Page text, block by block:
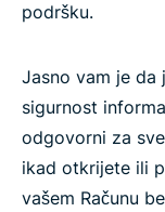
podršku.
Jasno vam je da
sigurnost
odgovorni za
ikad otkrijete ili
vašem Računu